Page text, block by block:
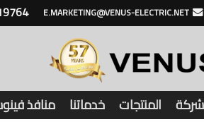
E.MARKETING@VENUS-ELECTRIC.NET
المنتجات خدماتنا منافذ